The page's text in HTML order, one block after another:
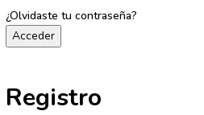
¿Olvidaste tu contraseña?
Registro